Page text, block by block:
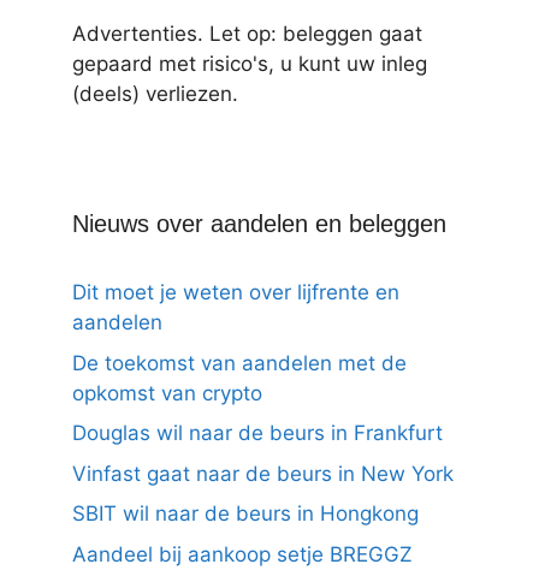
Advertenties. Let op: beleggen gaat
gepaard met risico's, u kunt uw inleg
(deels) verliezen.
Nieuws over aandelen en beleggen
Dit moet je weten over lijfrente en
aandelen
De toekomst van aandelen met de
opkomst van crypto
Douglas wil naar de beurs in Frankfurt
Vinfast gaat naar de beurs in New York
SBIT wil naar de beurs in Hongkong
Aandeel bij aankoop setje BREGGZ